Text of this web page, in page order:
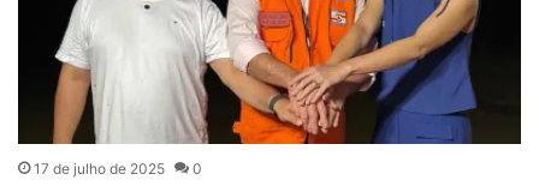
17 de julho de 2025 0